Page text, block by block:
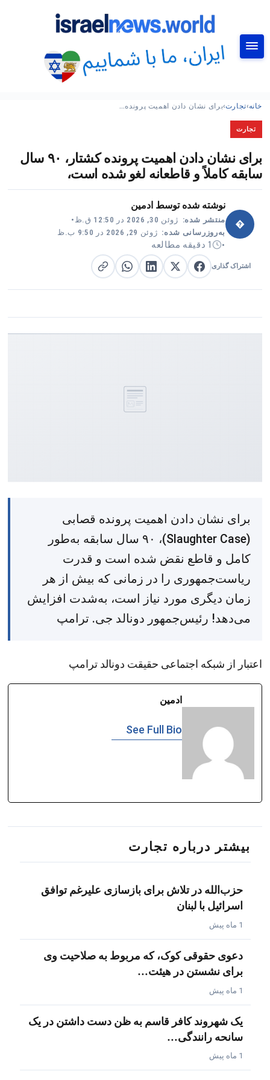
خانه›تجارت›برای نشان دادن اهمیت پرونده…
تجارت
برای نشان دادن اهمیت پرونده کشتار، ۹۰ سال
سابقه کاملاً و قاطعانه لغو شده است،
�
نوشته شده توسط ادمین
منتشر شده: ژوئن 30, 2026 در 12:50 ق.ظ
•
به‌روزرسانی شده: ژوئن 29, 2026 در 9:50 ب.ظ
•
1 دقیقه مطالعه
اشتراک گذاری اشتراک گذاری در فیس‌بوک
اشتراک گذاری در X
اشتراک گذاری در لینکدین
اشتراک گذاری در واتساپ
کپی لینک
برای نشان دادن اهمیت پرونده قصابی
(Slaughter Case)، ۹۰ سال سابقه به‌طور
کامل و قاطع نقض شده است و قدرت
ریاست‌جمهوری را در زمانی که بیش از هر
زمان دیگری مورد نیاز است، به‌شدت افزایش
می‌دهد! رئیس‌جمهور دونالد جی. ترامپ
اعتبار از شبکه اجتماعی حقیقت دونالد ترامپ
ادمین
See Full Bio
بیشتر درباره تجارت
حزب‌الله در تلاش برای بازسازی علیرغم توافق
اسرائیل با لبنان
1 ماه پیش
دعوی حقوقی کوک، که مربوط به صلاحیت وی
برای نشستن در هیئت…
1 ماه پیش
یک شهروند کافر قاسم به ظن دست داشتن در یک
سانحه رانندگی…
1 ماه پیش